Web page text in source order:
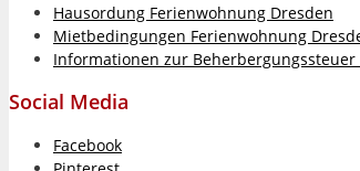
Hausordung Ferienwohnung Dresden
Mietbedingungen Ferienwohnung
Informationen zur Beherbergungssteuer
Social Media
Facebook